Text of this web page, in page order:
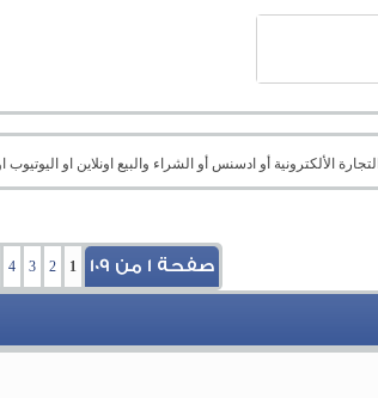
الألكترونية أو ادسنس أو الشراء والبيع اونلاين او اليوتيوب
صفحة 1 من 109 1
2
3
4